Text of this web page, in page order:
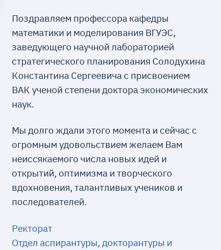
Поздравляем профессора кафедры
математики и моделирования ВГУЭС,
заведующего научной лабораторией
стратегического планирования Солодухина
Константина Сергеевича с присвоением
ВАК ученой степени доктора экономических
наук.
Мы долго ждали этого момента и сейчас с
огромным удовольствием желаем Вам
неиссякаемого числа новых идей и
открытий, оптимизма и творческого
вдохновения, талантливых учеников и
последователей.
Ректорат
Отдел аспирантуры, докторантуры и